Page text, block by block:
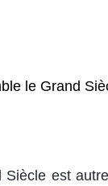
le Grand
Siècle est